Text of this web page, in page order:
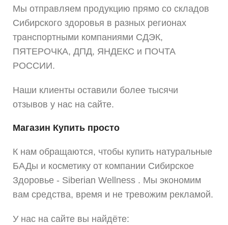
Мы отправляем продукцию прямо со складов
Сибирского здоровья в разных регионах
транспортными компаниями СДЭК,
ПЯТЕРОЧКА, ДПД, ЯНДЕКС и ПОЧТА
РОССИИ.
Наши клиенты оставили более тысячи
отзывов у нас на сайте.
Магазин Купить просто
К нам обращаются, чтобы купить натуральные
БАДы и косметику от компании Сибирское
Здоровье - Siberian Wellness . Мы экономим
вам средства, время и не тревожим рекламой.
У нас на сайте вы найдёте: